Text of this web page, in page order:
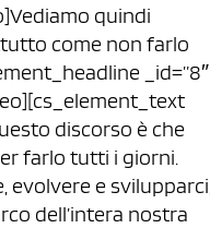
quindi
come non farlo
_id=”8″
discorso è che
farlo tutti i giorni.
evolvere e svilupparci,
dell’intera nostra